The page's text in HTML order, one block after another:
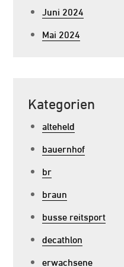
Juni 2024
Mai 2024
Kategorien
alteheld
bauernhof
br
braun
busse reitsport
decathlon
erwachsene